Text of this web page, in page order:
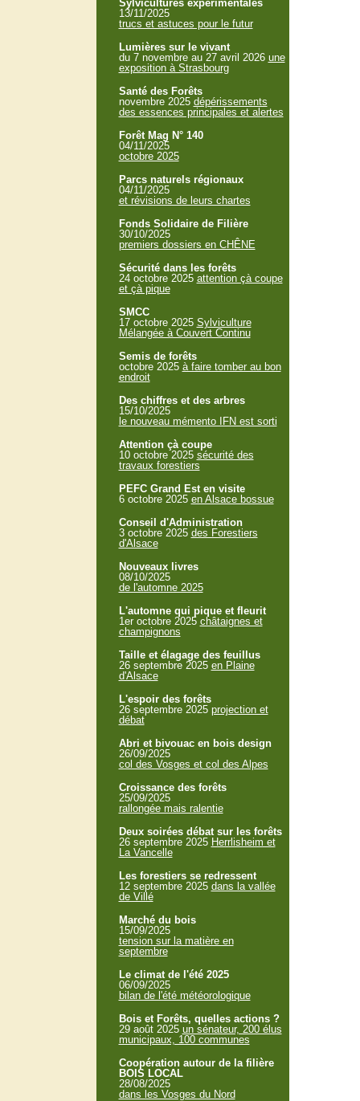
Sylvicultures expérimentales
13/11/2025
trucs et astuces pour le futur
Lumières sur le vivant
du 7 novembre au 27 avril 2026 une
exposition à Strasbourg
Santé des Forêts
novembre 2025 dépérissements
des essences principales et alertes
Forêt Mag N° 140
04/11/2025
octobre 2025
Parcs naturels régionaux
04/11/2025
et révisions de leurs chartes
Fonds Solidaire de Filière
30/10/2025
premiers dossiers en CHÊNE
Sécurité dans les forêts
24 octobre 2025 attention çà coupe
et çà pique
SMCC
17 octobre 2025 Sylviculture
Mélangée à Couvert Continu
Semis de forêts
octobre 2025 à faire tomber au bon
endroit
Des chiffres et des arbres
15/10/2025
le nouveau mémento IFN est sorti
Attention çà coupe
10 octobre 2025 sécurité des
travaux forestiers
PEFC Grand Est en visite
6 octobre 2025 en Alsace bossue
Conseil d'Administration
3 octobre 2025 des Forestiers
d'Alsace
Nouveaux livres
08/10/2025
de l'automne 2025
L'automne qui pique et fleurit
1er octobre 2025 châtaignes et
champignons
Taille et élagage des feuillus
26 septembre 2025 en Plaine
d'Alsace
L'espoir des forêts
26 septembre 2025 projection et
débat
Abri et bivouac en bois design
26/09/2025
col des Vosges et col des Alpes
Croissance des forêts
25/09/2025
rallongée mais ralentie
Deux soirées débat sur les forêts
26 septembre 2025 Herrlisheim et
La Vancelle
Les forestiers se redressent
12 septembre 2025 dans la vallée
de Villé
Marché du bois
15/09/2025
tension sur la matière en
septembre
Le climat de l'été 2025
06/09/2025
bilan de l'été météorologique
Bois et Forêts, quelles actions ?
29 août 2025 un sénateur, 200 élus
municipaux, 100 communes
Coopération autour de la filière
BOIS LOCAL
28/08/2025
dans les Vosges du Nord